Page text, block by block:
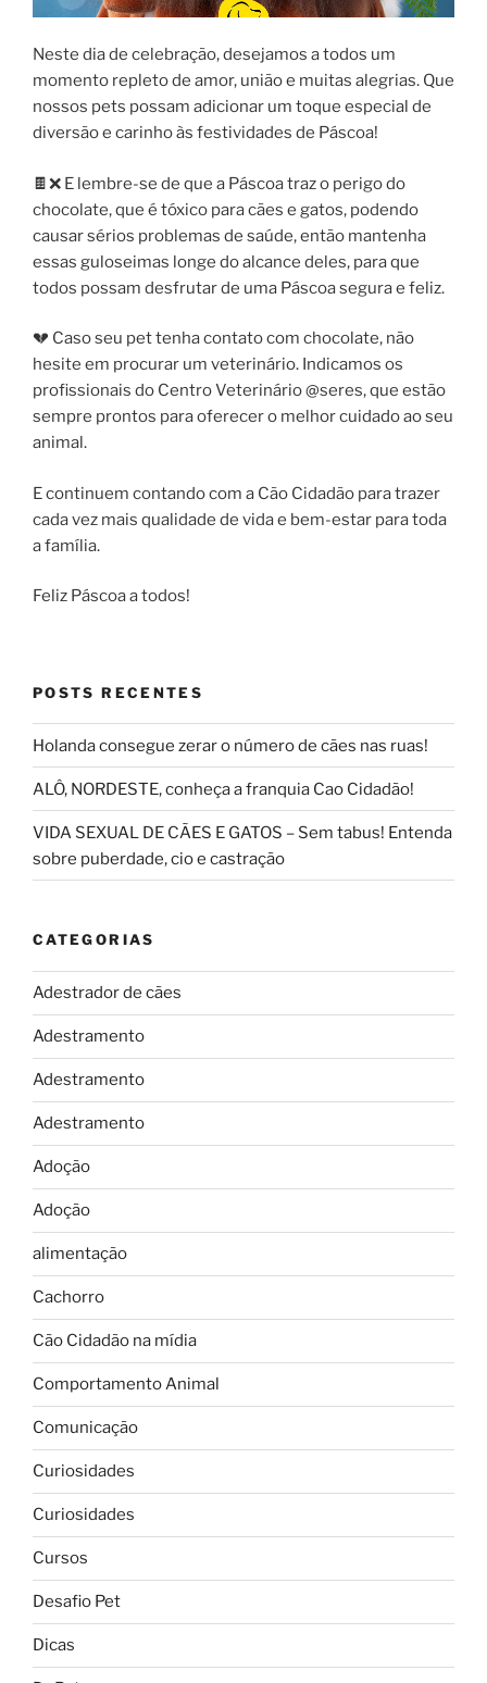
Neste dia de celebração, desejamos a todos um
momento repleto de amor, união e muitas alegrias. Que
nossos pets possam adicionar um toque especial de
diversão e carinho às festividades de Páscoa!
🍫❌ E lembre-se de que a Páscoa traz o perigo do
chocolate, que é tóxico para cães e gatos, podendo
causar sérios problemas de saúde, então mantenha
essas guloseimas longe do alcance deles, para que
todos possam desfrutar de uma Páscoa segura e feliz.
💔 Caso seu pet tenha contato com chocolate, não
hesite em procurar um veterinário. Indicamos os
profissionais do Centro Veterinário @seres, que estão
sempre prontos para oferecer o melhor cuidado ao seu
animal.
E continuem contando com a Cão Cidadão para trazer
cada vez mais qualidade de vida e bem-estar para toda
a família.
Feliz Páscoa a todos!
POSTS RECENTES
Holanda consegue zerar o número de cães nas ruas!
ALÔ, NORDESTE, conheça a franquia Cao Cidadão!
VIDA SEXUAL DE CÃES E GATOS – Sem tabus! Entenda
sobre puberdade, cio e castração
CATEGORIAS
Adestrador de cães
Adestramento
Adestramento
Adestramento
Adoção
Adoção
alimentação
Cachorro
Cão Cidadão na mídia
Comportamento Animal
Comunicação
Curiosidades
Curiosidades
Cursos
Desafio Pet
Dicas